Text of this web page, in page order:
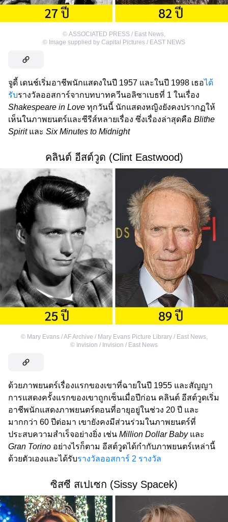
© ASSOCIATED PRESS / East News
© Image supplied by Capital Pictures / EAST NEWS
จูดี้ เดนช์เริ่มอาชีพนักแสดงในปี 1957 และในปี 1998 เธอได้
รับรางวัลออสการ์จากบทบาทควีนอลิซาเบธที่ 1 ในเรื่อง
Shakespeare in Love ทุกวันนี้ นักแสดงหญิงยังคงปรากฏให้
เห็นในภาพยนตร์และซีรีส์หลายเรื่อง ซึ่งเรื่องล่าสุดคือ Blithe
Spirit และ Six Minutes to Midnight
คลินต์ อีสต์วูด (Clint Eastwood)
© Mary Evans / AF Archive / Mary Evans Picture Library / East News,
© Invision / Invision / East News
ด้วยภาพยนตร์เรื่องแรกของเขาที่ฉายในปี 1955 และสัญญา
การแสดงครั้งแรกของเขาถูกเซ็นเมื่อปีก่อน คลินต์ อีสต์วูดเริ่ม
อาชีพนักแสดงภาพยนตร์ตอนที่อายุอยู่ในช่วง 20 ปี และ
มากกว่า 60 ปีต่อมา เขายังคงมีส่วนร่วมในภาพยนตร์ที่
ประสบความสำเร็จอย่างยิ่ง เช่น Million Dollar Babyและ
Gran Torino อย่างไรก็ตาม อีสต์วูดได้กำกับภาพยนตร์เหล่านี้
ด้วยตัวเองและได้รับรางวัลออสการ์ 2 รางวัล
ซิสซี สเปเซก (Sissy Spacek)